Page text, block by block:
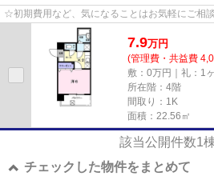
☆初期費用など、気になることはお気軽にご相
7.9万円
(管理費・共益費
敷：0万円｜礼：1
所在階：4階
間取り：1K
面積：22.56㎡
該当公開件数1
チェックした物件をまとめて